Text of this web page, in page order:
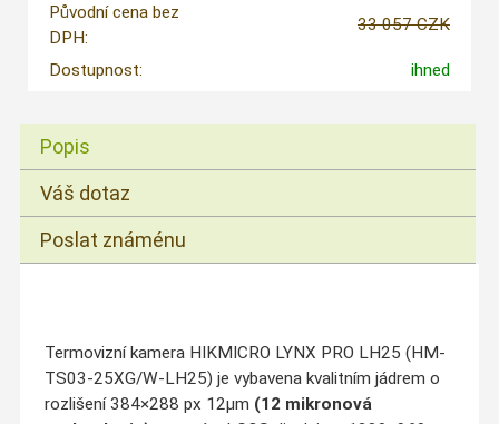
Původní cena bez
DPH:
33 057 CZK
Dostupnost: ihned
Popis
Váš dotaz
Poslat známénu
Termovizní kamera HIKMICRO LYNX PRO LH25 (HM-
TS03-25XG/W-LH25) je vybavena kvalitním jádrem o
rozlišení 384×288 px 12µm (12 mikronová